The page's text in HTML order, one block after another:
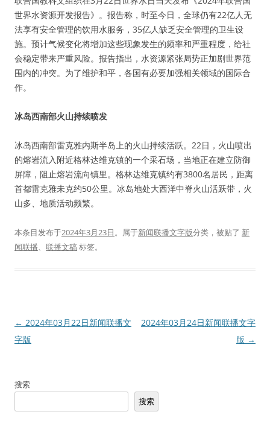
世界水资源开发报告》。报告称，时至今日，全球仍有22亿人无
法享有安全管理的饮用水服务，35亿人缺乏安全管理的卫生设
施。预计气候变化将增加这些现象发生的频率和严重程度，给社
会稳定带来严重风险。报告指出，水资源紧张局势正加剧世界范
围内的冲突。为了维护和平，各国有必要加强相关领域的国际合
作。
冰岛西南部火山持续喷发
冰岛西南部雷克雅内斯半岛上的火山持续活跃。22日，火山喷出
的熔岩流入附近格林达维克镇的一个采石场，当地正在建立防御
屏障，阻止熔岩流向镇里。格林达维克镇约有3800名居民，距离
首都雷克雅未克约50公里。冰岛地处大西洋中脊火山活跃带，火
山多、地质活动频繁。
本条目发布于2024年3月23日。属于新闻联播文字版分类，被贴了 新
闻联播、 联播文稿标签。
文
章
← 2024年03月22日新闻联播文
字版
2024年03月24日新闻联播文字
版 →
搜索
搜索